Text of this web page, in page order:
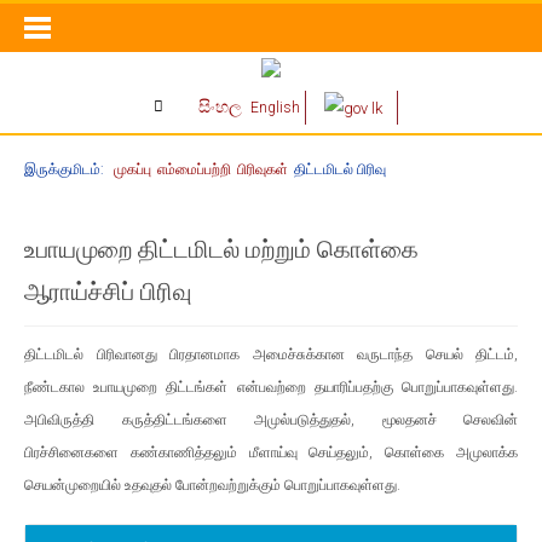
සිංහල English
இருக்குமிடம்: முகப்பு எம்மைப்பற்றி பிரிவுகள் திட்டமிடல் பிரிவு
உபாயமுறை திட்டமிடல் மற்றும் கொள்கை
ஆராய்ச்சிப் பிரிவு
திட்டமிடல் பிரிவானது பிரதானமாக அமைச்சுக்கான வருடாந்த செயல் திட்டம்,
நீண்டகால உபாயமுறை திட்டங்கள் என்பவற்றை தயாரிப்பதற்கு பொறுப்பாகவுள்ளது.
அபிவிருத்தி கருத்திட்டங்களை அமுல்படுத்துதல், மூலதனச் செலவின்
பிரச்சினைகளை கண்காணித்தலும் மீளாய்வு செய்தலும், கொள்கை அமுலாக்க
செயன்முறையில் உதவுதல் போன்றவற்றுக்கும் பொறுப்பாகவுள்ளது.